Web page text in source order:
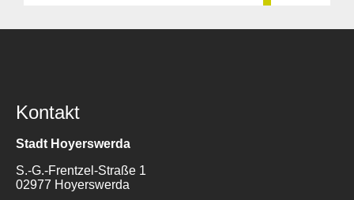
Kontakt
Stadt Hoyerswerda
S.-G.-Frentzel-Straße 1
02977 Hoyerswerda